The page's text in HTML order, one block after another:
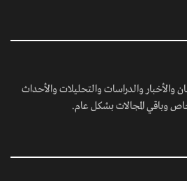
والأخبار والدراسات والتحليلات والأحداث
وباقي المجالات بشكل عام.